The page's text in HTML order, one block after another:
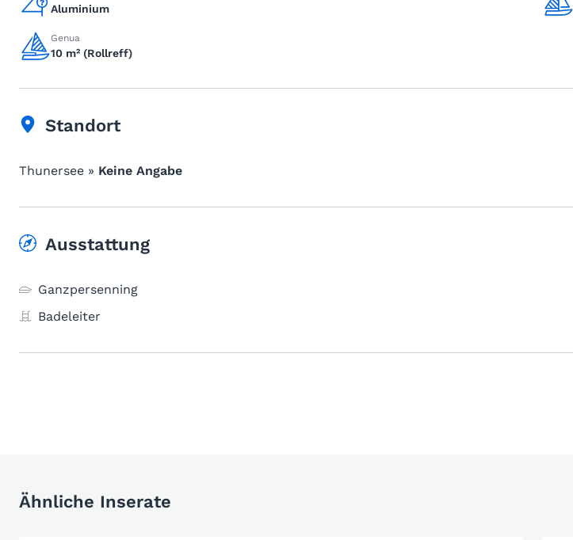
Aluminium
Genua
10 m² (Rollreff)
Standort
Thunersee » Keine Angabe
Ausstattung
Ganzpersenning
Badeleiter
Ähnliche Inserate